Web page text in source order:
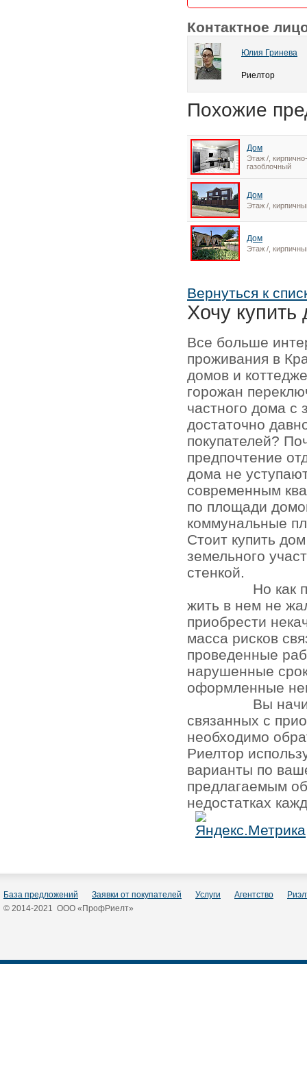
Контактное
Юлия Гринева
Риелтор
Похожие
Дом
Этаж /, кирпично-
газоблочный
Дом
Этаж /,
Дом
Этаж /,
Вернуться к
Хочу купить
Все больше
проживания в
домов и
горожан
частного дома с
достаточно
покупателей?
предпочтение
дома не
современным
по площади
коммунальные
Стоит купить
земельного
стенкой.
Но как
жить в нем не
приобрести
масса рисков
проведенные
нарушенные
оформленные
Вы
связанных с
необходимо
Риелтор
варианты по
предлагаемым
недостатках
База предложений Заявки от покупателей Услуги Агентство
© 2014-2021 ООО «ПрофРиелт»